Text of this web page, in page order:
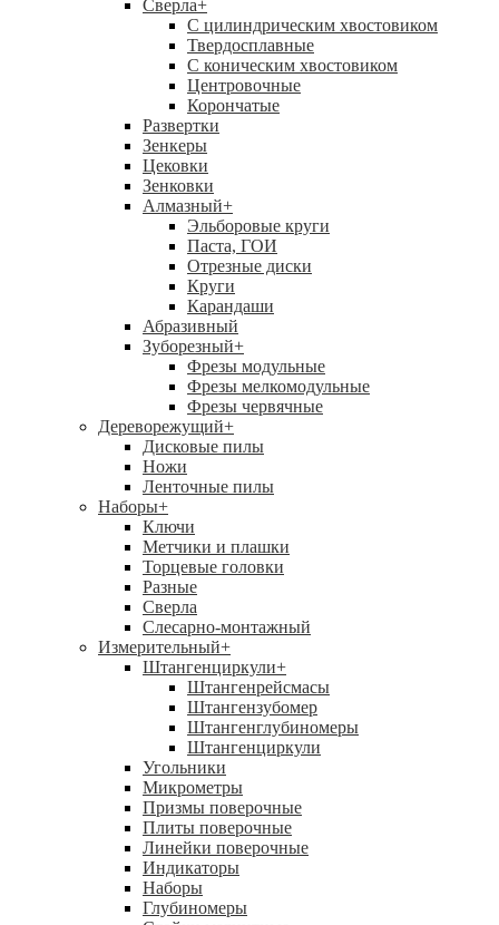
Сверла+
С цилиндрическим хвостовиком
Твердосплавные
С коническим хвостовиком
Центровочные
Корончатые
Развертки
Зенкеры
Цековки
Зенковки
Алмазный+
Эльборовые круги
Паста, ГОИ
Отрезные диски
Круги
Карандаши
Абразивный
Зуборезный+
Фрезы модульные
Фрезы мелкомодульные
Фрезы червячные
Дереворежущий+
Дисковые пилы
Ножи
Ленточные пилы
Наборы+
Ключи
Метчики и плашки
Торцевые головки
Разные
Сверла
Слесарно-монтажный
Измерительный+
Штангенциркули+
Штангенрейсмасы
Штангензубомер
Штангенглубиномеры
Штангенциркули
Угольники
Микрометры
Призмы поверочные
Плиты поверочные
Линейки поверочные
Индикаторы
Наборы
Глубиномеры